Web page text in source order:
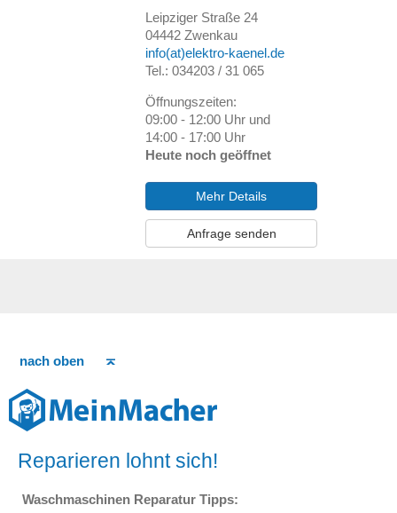
Leipziger Straße 24
04442 Zwenkau
info(at)elektro-kaenel.de
Tel.: 034203 / 31 065
Öffnungszeiten:
09:00 - 12:00 Uhr und
14:00 - 17:00 Uhr
Heute noch geöffnet
Mehr Details
Anfrage senden
nach oben
Reparieren lohnt sich!
Waschmaschinen Reparatur Tipps: